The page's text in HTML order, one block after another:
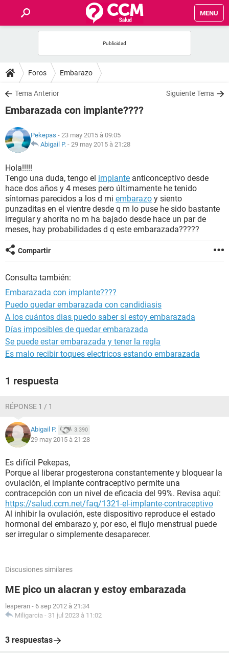
MENU
FORUMS
SALUD
NUTRICIÓN
BIENESTAR
SEXUALIDAD
GLOSARIO
Foros Embarazo
Tema Anterior Siguiente Tema
Embarazada con implante????
Pekepas - 23 may 2015 à 09:05
Abigail P. - 29 may 2015 à 21:28
Hola!!!!!
Tengo una duda, tengo el implante anticonceptivo desde
hace dos años y 4 meses pero últimamente he tenido
síntomas parecidos a los d mi embarazo y siento
punzaditas en el vientre desde q m lo puse he sido bastante
irregular y ahorita no m ha bajado desde hace un par de
meses, hay probabilidades d q este embarazada?????
Compartir
Consulta también:
Embarazada con implante????
Puedo quedar embarazada con candidiasis
A los cuántos dias puedo saber si estoy embarazada
Días imposibles de quedar embarazada
Se puede estar embarazada y tener la regla
Es malo recibir toques electricos estando embarazada
1 respuesta
RÉPONSE 1 / 1
Abigail P. 3.390
29 may 2015 à 21:28
Es difícil Pekepas,
Porque al liberar progesterona constantemente y bloquear la
ovulación, el implante contraceptivo permite una
contracepción con un nivel de eficacia del 99%. Revisa aquí:
https://salud.ccm.net/faq/1321-el-implante-contraceptivo
Al inhibir la ovulación, este dispositivo reproduce el estado
hormonal del embarazo y, por eso, el flujo menstrual puede
ser irregular o simplemente desaparecer.
Discusiones similares
ME pico un alacran y estoy embarazada
lesperan - 6 sep 2012 à 21:34
Miligarcia - 31 jul 2023 à 11:02
3 respuestas